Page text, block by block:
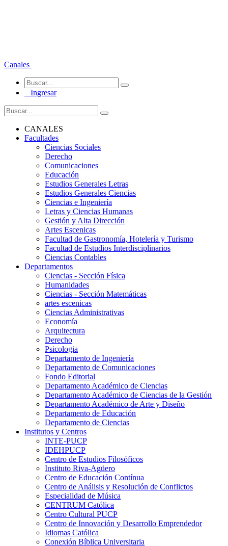
Canales
Ingresar
CANALES
Facultades
Ciencias Sociales
Derecho
Comunicaciones
Educación
Estudios Generales Letras
Estudios Generales Ciencias
Ciencias e Ingeniería
Letras y Ciencias Humanas
Gestión y Alta Dirección
Artes Escenicas
Facultad de Gastronomía, Hotelería y Turismo
Facultad de Estudios Interdisciplinarios
Ciencias Contables
Departamentos
Ciencias - Sección Física
Humanidades
Ciencias - Sección Matemáticas
artes escenicas
Ciencias Administrativas
Economía
Arquitectura
Derecho
Psicologia
Departamento de Ingeniería
Departamento de Comunicaciones
Fondo Editorial
Departamento Académico de Ciencias
Departamento Académico de Ciencias de la Gestión
Departamento Académico de Arte y Diseño
Departamento de Educación
Departamento de Ciencias
Institutos y Centros
INTE-PUCP
IDEHPUCP
Centro de Estudios Filosóficos
Instituto Riva-Agüero
Centro de Educación Contínua
Centro de Análisis y Resolución de Conflictos
Especialidad de Música
CENTRUM Católica
Centro Cultural PUCP
Centro de Innovación y Desarrollo Emprendedor
Idiomas Católica
Conexión Bíblica Universitaria